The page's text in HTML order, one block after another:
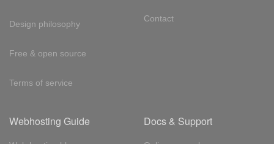
Design philosophy
Free & open source
Terms of service
Contact
Webhosting Guide Docs & Support